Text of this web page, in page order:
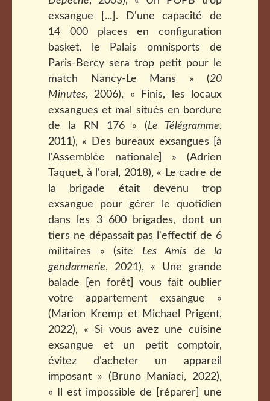
exsangue [...]. D'une capacité de
14 000 places en configuration
basket, le Palais omnisports de
Paris-Bercy sera trop petit pour le
match Nancy-Le Mans » (20
Minutes, 2006), « Finis, les locaux
exsangues et mal situés en bordure
de la RN 176 » (Le Télégramme,
2011), « Des bureaux exsangues [à
l'Assemblée nationale] » (Adrien
Taquet, à l'oral, 2018), « Le cadre de
la brigade était devenu trop
exsangue pour gérer le quotidien
dans les 3 600 brigades, dont un
tiers ne dépassait pas l'effectif de 6
militaires » (site Les Amis de la
gendarmerie, 2021), « Une grande
balade [en forêt] vous fait oublier
votre appartement exsangue »
(Marion Kremp et Michael Prigent,
2022), « Si vous avez une cuisine
exsangue et un petit comptoir,
évitez d'acheter un appareil
imposant » (Bruno Maniaci, 2022),
« Il est impossible de [réparer] une